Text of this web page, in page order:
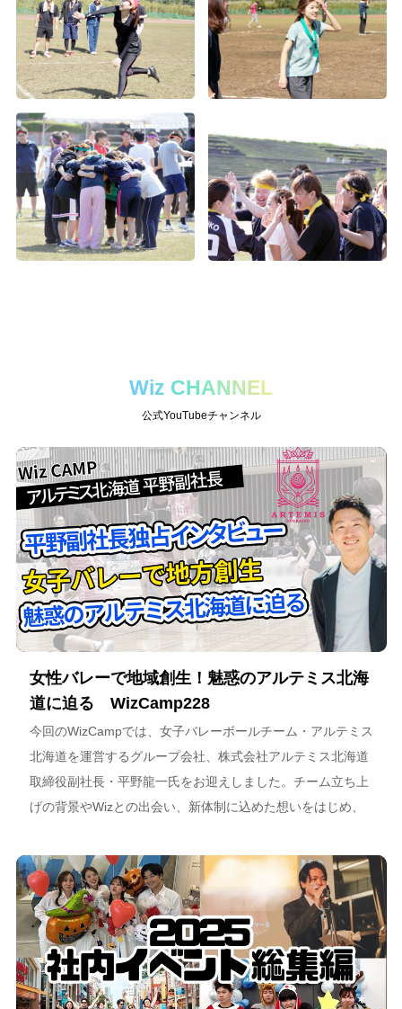
Wiz CHANNEL
公式YouTubeチャンネル
女性バレーで地域創生！魅惑のアルテミス北海
道に迫る WizCamp228
今回のWizCampでは、女子バレーボールチーム・アルテミス
北海道を運営するグループ会社、株式会社アルテミス北海道
取締役副社長・平野龍一氏をお迎えしました。チーム立ち上
げの背景やWizとの出会い、新体制に込めた想いをはじめ、
海道が描く今後のビジョンについて語っています。